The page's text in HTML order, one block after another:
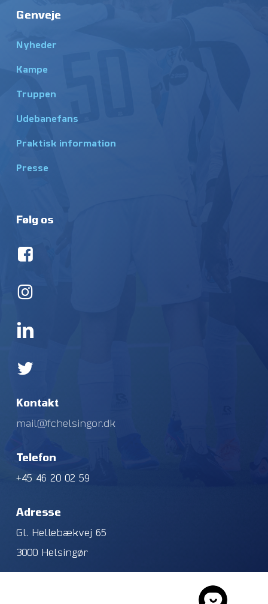
Genveje
Nyheder
Kampe
Truppen
Udebanefans
Praktisk information
Presse
Følg os
Kontakt
mail@fchelsingor.dk
Telefon
+45 46 20 02 59
Adresse
Gl. Hellebækvej 65
3000 Helsingør